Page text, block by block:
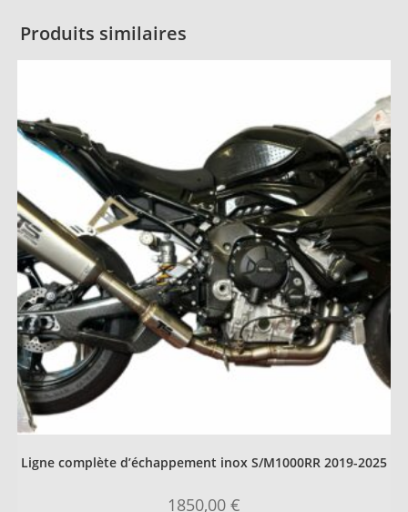
Produits similaires
Ligne complète d’échappement inox S/M1000RR 2019-2025
1850,00 €